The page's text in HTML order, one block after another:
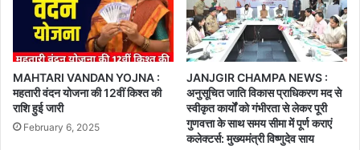
MAHTARI VANDAN YOJNA :
महतारी वंदन योजना की 12वीं किश्त की
राशि हुई जारी
February 6, 2025
JANJGIR CHAMPA NEWS :
अनुसूचित जाति विकास प्राधिकरण मद से
स्वीकृत कार्यों को गंभीरता से लेकर पूरी
गुणवत्ता के साथ समय सीमा में पूर्ण कराएं
कलेक्टर्स: मुख्यमंत्री विष्णुदेव साय